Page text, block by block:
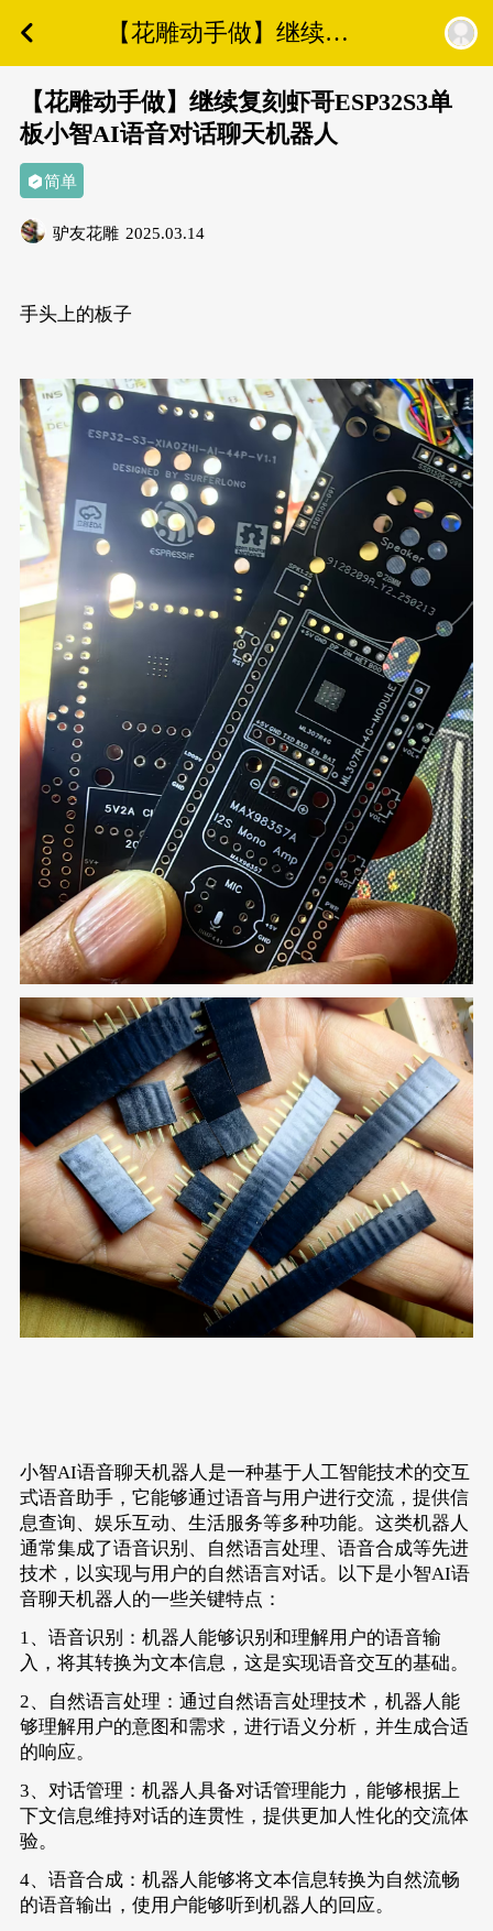
【花雕动手做】继续复
刻虾哥ESP32S3单板小智
AI语音对话聊天机器人
【花雕动手做】继续复刻虾哥ESP32S3单
板小智AI语音对话聊天机器人
简单
驴友花雕 2025.03.14
手头上的板子
小智AI语音聊天机器人是一种基于人工智能技术的交互
式语音助手，它能够通过语音与用户进行交流，提供信
息查询、娱乐互动、生活服务等多种功能。这类机器人
通常集成了语音识别、自然语言处理、语音合成等先进
技术，以实现与用户的自然语言对话。以下是小智AI语
音聊天机器人的一些关键特点：
1、语音识别：机器人能够识别和理解用户的语音输
入，将其转换为文本信息，这是实现语音交互的基础。
2、自然语言处理：通过自然语言处理技术，机器人能
够理解用户的意图和需求，进行语义分析，并生成合适
的响应。
3、对话管理：机器人具备对话管理能力，能够根据上
下文信息维持对话的连贯性，提供更加人性化的交流体
验。
4、语音合成：机器人能够将文本信息转换为自然流畅
的语音输出，使用户能够听到机器人的回应。